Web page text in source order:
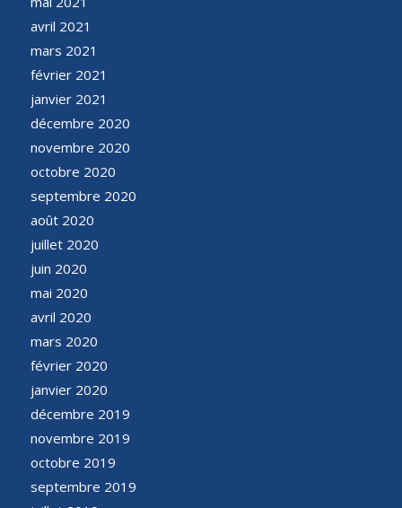
avril 2021
mars 2021
février 2021
janvier 2021
décembre 2020
novembre 2020
octobre 2020
septembre 2020
août 2020
juillet 2020
juin 2020
mai 2020
avril 2020
mars 2020
février 2020
janvier 2020
décembre 2019
novembre 2019
octobre 2019
septembre 2019